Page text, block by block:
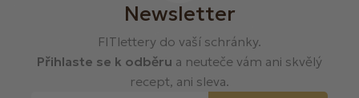
Newsletter
FITlettery do vaší schránky.
Přihlaste se k odběru a neuteče vám ani skvělý
recept, ani sleva.